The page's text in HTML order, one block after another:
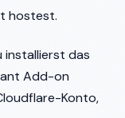
hostest.
installierst das
Add-on
Konto,